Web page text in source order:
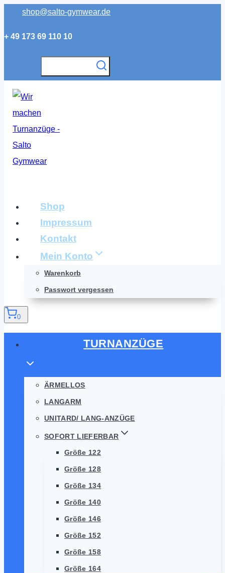
shop@salto-gymwear.de
+ 49 173 69 110 10
Shop
Impressum
Kontakt
Mein Konto
Warenkorb
Passwort vergessen
0
TURNANZÜGE
ÄRMELLOS
LANGARM
UNITARD/ LANG-ANZÜGE
SOFORT LIEFERBAR
Größe 122
Größe 128
Größe 134
Größe 140
Größe 146
Größe 152
Größe 158
Größe 164